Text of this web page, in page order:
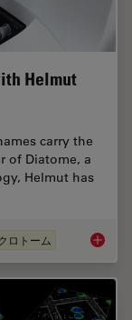
Helmut
carry the
of Diatome, a
Helmut has
ロトーム